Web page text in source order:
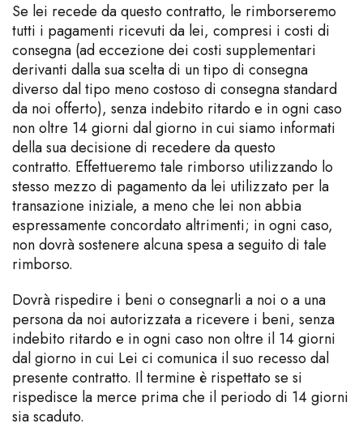
Se lei recede da questo contratto, le rimborseremo
tutti i pagamenti ricevuti da lei, compresi i costi di
consegna (ad eccezione dei costi supplementari
derivanti dalla sua scelta di un tipo di consegna
diverso dal tipo meno costoso di consegna standard
da noi offerto), senza indebito ritardo e in ogni caso
non oltre 14 giorni dal giorno in cui siamo informati
della sua decisione di recedere da questo
contratto. Effettueremo tale rimborso utilizzando lo
stesso mezzo di pagamento da lei utilizzato per la
transazione iniziale, a meno che lei non abbia
espressamente concordato altrimenti; in ogni caso,
non dovrà sostenere alcuna spesa a seguito di tale
rimborso.
Dovrà rispedire i beni o consegnarli a noi o a una
persona da noi autorizzata a ricevere i beni, senza
indebito ritardo e in ogni caso non oltre il 14 giorni
dal giorno in cui Lei ci comunica il suo recesso dal
presente contratto. Il termine è rispettato se si
rispedisce la merce prima che il periodo di 14 giorni
sia scaduto.